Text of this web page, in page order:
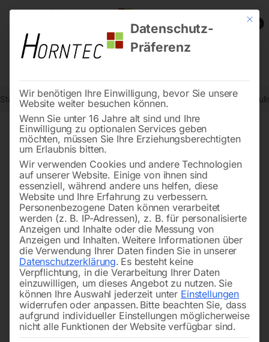
0
Start Werkstatttechnik Karosserie- und Werkstattgeräte
Mit
Datenschutz-
Präferenz
Wir benötigen Ihre Einwilligung, bevor Sie unsere
Website weiter besuchen können.
Wenn Sie unter 16 Jahre alt sind und Ihre
Einwilligung zu optionalen Services geben
möchten, müssen Sie Ihre Erziehungsberechtigten
um Erlaubnis bitten.
Wir verwenden Cookies und andere Technologien
auf unserer Website. Einige von ihnen sind
essenziell, während andere uns helfen, diese
Website und Ihre Erfahrung zu verbessern.
Personenbezogene Daten können verarbeitet
werden (z. B. IP-Adressen), z. B. für personalisierte
Anzeigen und Inhalte oder die Messung von
Anzeigen und Inhalten. Weitere Informationen über
die Verwendung Ihrer Daten finden Sie in unserer
Datenschutzerklärung. Es besteht keine
Verpflichtung, in die Verarbeitung Ihrer Daten
einzuwilligen, um dieses Angebot zu nutzen. Sie
können Ihre Auswahl jederzeit unter Einstellungen
widerrufen oder anpassen. Bitte beachten Sie, dass
aufgrund individueller Einstellungen möglicherweise
nicht alle Funktionen der Website verfügbar sind.